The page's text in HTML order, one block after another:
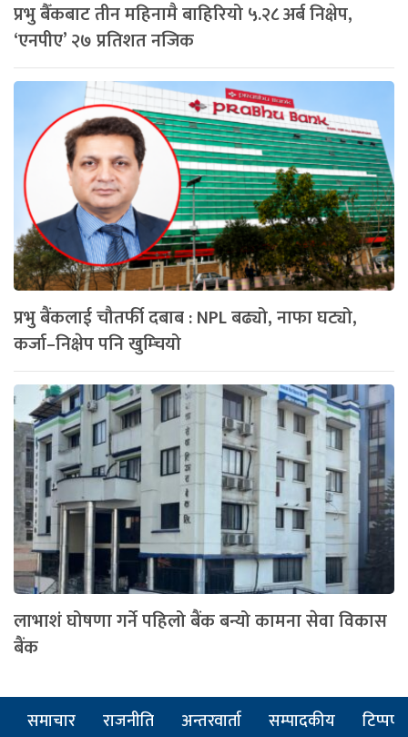
प्रभु बैँकबाट तीन महिनामै बाहिरियो ५.२८ अर्ब निक्षेप,
‘एनपीए’ २७ प्रतिशत नजिक
प्रभु बैंकलाई चौतर्फी दबाब : NPL बढ्यो, नाफा घट्यो,
कर्जा–निक्षेप पनि खुम्चियो
लाभाशं घोषणा गर्ने पहिलो बैंक बन्यो कामना सेवा विकास
बैंक
समाचार राजनीति अन्तरवार्ता सम्पादकीय टिप्पणी